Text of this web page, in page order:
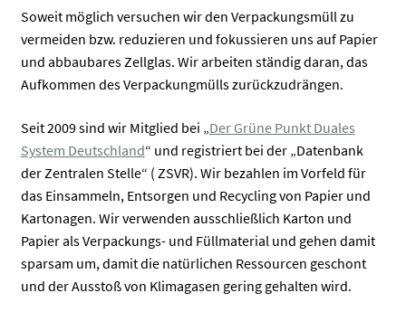
Soweit möglich versuchen wir den Verpackungsmüll zu
vermeiden bzw. reduzieren und fokussieren uns auf Papier
und abbaubares Zellglas. Wir arbeiten ständig daran, das
Aufkommen des Verpackungmülls zurückzudrängen.
Seit 2009 sind wir Mitglied bei „Der Grüne Punkt Duales
System Deutschland“ und registriert bei der „Datenbank
der Zentralen Stelle“ ( ZSVR). Wir bezahlen im Vorfeld für
das Einsammeln, Entsorgen und Recycling von Papier und
Kartonagen. Wir verwenden ausschließlich Karton und
Papier als Verpackungs- und Füllmaterial und gehen damit
sparsam um, damit die natürlichen Ressourcen geschont
und der Ausstoß von Klimagasen gering gehalten wird.